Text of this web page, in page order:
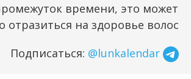
времени, это может
отразиться на здоровье волос
Подписаться: @lunkalendar